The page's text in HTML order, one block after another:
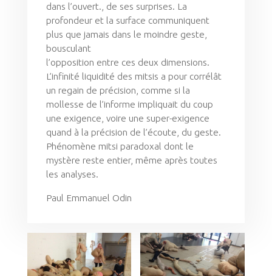
dans l’ouvert., de ses surprises. La
profondeur et la surface communiquent
plus que jamais dans le moindre geste,
bousculant
l’opposition entre ces deux dimensions.
L’infinité liquidité des mitsis a pour corrélât
un regain de précision, comme si la
mollesse de l’informe impliquait du coup
une exigence, voire une super-exigence
quand à la précision de l’écoute, du geste.
Phénomène mitsi paradoxal dont le
mystère reste entier, même après toutes
les analyses.
Paul Emmanuel Odin